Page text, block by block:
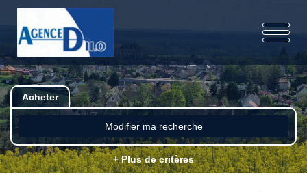
Acheter
Modifier ma recherche
+ Plus de critères